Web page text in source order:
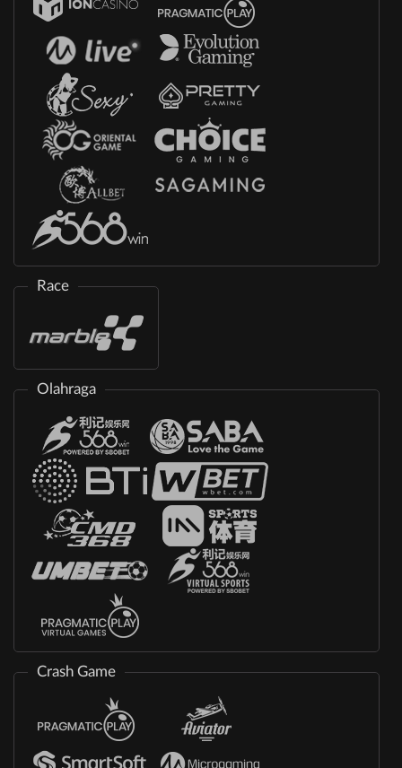
Race
Olahraga
Crash Game